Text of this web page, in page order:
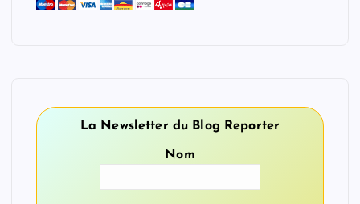
La Newsletter du Blog Reporter
Nom